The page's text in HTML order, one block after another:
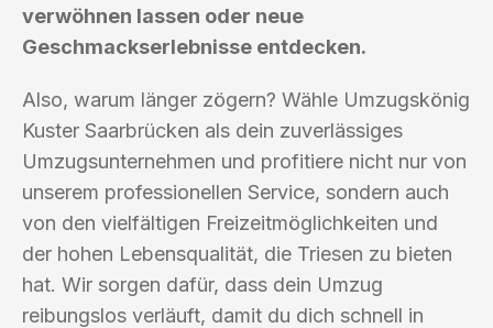
verwöhnen lassen oder neue
Geschmackserlebnisse entdecken.
Also, warum länger zögern? Wähle Umzugskönig
Kuster Saarbrücken als dein zuverlässiges
Umzugsunternehmen und profitiere nicht nur von
unserem professionellen Service, sondern auch
von den vielfältigen Freizeitmöglichkeiten und
der hohen Lebensqualität, die Triesen zu bieten
hat. Wir sorgen dafür, dass dein Umzug
reibungslos verläuft, damit du dich schnell in